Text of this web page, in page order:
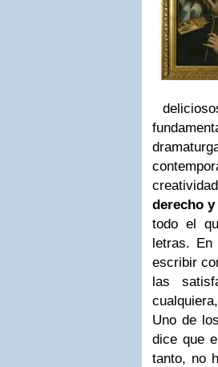
derecho
todo el
letras.
escribir
las
Uno de
dice que
tanto, no